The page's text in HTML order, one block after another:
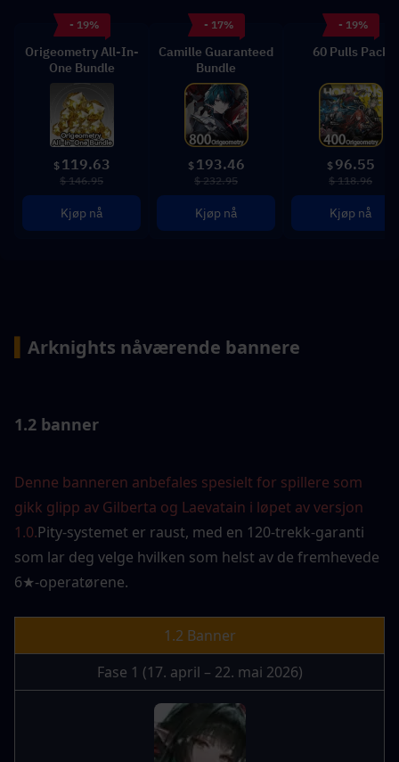
- 19%
Origeometry All-In-
One Bundle
$ 119.63
$ 146.95
Kjøp nå
- 17%
Camille Guaranteed
Bundle
$ 193.46
$ 232.95
Kjøp nå
- 19%
60 Pulls Pack
$ 96.55
$ 118.96
Kjøp nå
Arknights nåværende bannere
1.2 banner
Denne banneren anbefales spesielt for spillere som
gikk glipp av Gilberta og Laevatain i løpet av versjon
1.0.Pity-systemet er raust, med en 120-trekk-garanti
som lar deg velge hvilken som helst av de fremhevede
6★-operatørene.
1.2 Banner
Fase 1 (17. april – 22. mai 2026)